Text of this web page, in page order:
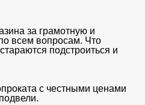
за грамотную и
всем вопросам. Что
подстроиться и
с честными ценами